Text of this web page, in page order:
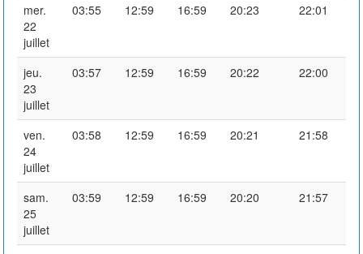
mer.
22
juillet
03:55 12:59 16:59 20:23 22:01
jeu.
23
juillet
03:57 12:59 16:59 20:22 22:00
ven.
24
juillet
03:58 12:59 16:59 20:21 21:58
sam.
25
juillet
03:59 12:59 16:59 20:20 21:57